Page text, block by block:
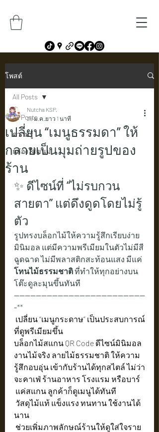
โพสต์
All Posts
ความรู้
กล่องใส่ขนม
All Posts
เปลี่ยน “เมนูธรรมดา” ให้
กลายเป็นมุมถ่ายรูปของ
ร้าน
Nutcha KSP.
29 ม.ค. ยาว 1 นาที
✨ ดีไซน์ที่ “ไม่รบกวน
สายตา” แต่ดึงดูดโดยไม่รู้
ตัว
รูปทรงบล็อกไม้ให้ความรู้สึกเรียบง่าย
มินิมอล แต่มีความพรีเมียมในตัวไม่มีสี
ฉูดฉาด ไม่มีพลาสติกสะท้อนแสง มีแค่
โทนไม้ธรรมชาติ ที่ทำให้ทุกอย่างบน
โต๊ะดูละมุนขึ้นทันที
------------------------------------------------
-**
เปลี่ยน “เมนูกระดาษ” เป็นประสบการณ์
ที่ดูพรีเมียมขึ้น
บล็อกไม้สแกน QR Code ดีไซน์มินิมอล
งานไม้จริง ลายไม้ธรรมชาติ ให้ความ
รู้สึกอบอุ่น เข้ากับร้านได้ทุกสไตล์ ไม่ว่า
จะคาเฟ่ ร้านอาหาร โรงแรม หรือบาร์
แค่สแกน ลูกค้าก็ดูเมนูได้ทันที
วัสดุไม้แท้ แข็งแรง ทนทาน ใช้งานได้
นาน
ช่วยเพิ่มภาพลักษณ์ร้านให้ดูใส่ใจราย